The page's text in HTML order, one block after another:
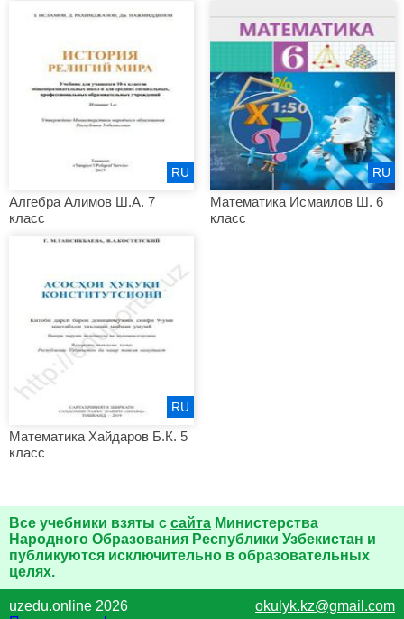
Алгебра Алимов Ш.А. 7
класс
RU
Математика Исмаилов Ш. 6
класс
RU
Математика Хайдаров Б.К. 5
класс
RU
Все учебники взяты с сайта Министерства
Народного Образования Республики Узбекистан и
публикуются исключительно в образовательных
целях.
uzedu.online 2026
okulyk.kz@gmail.com